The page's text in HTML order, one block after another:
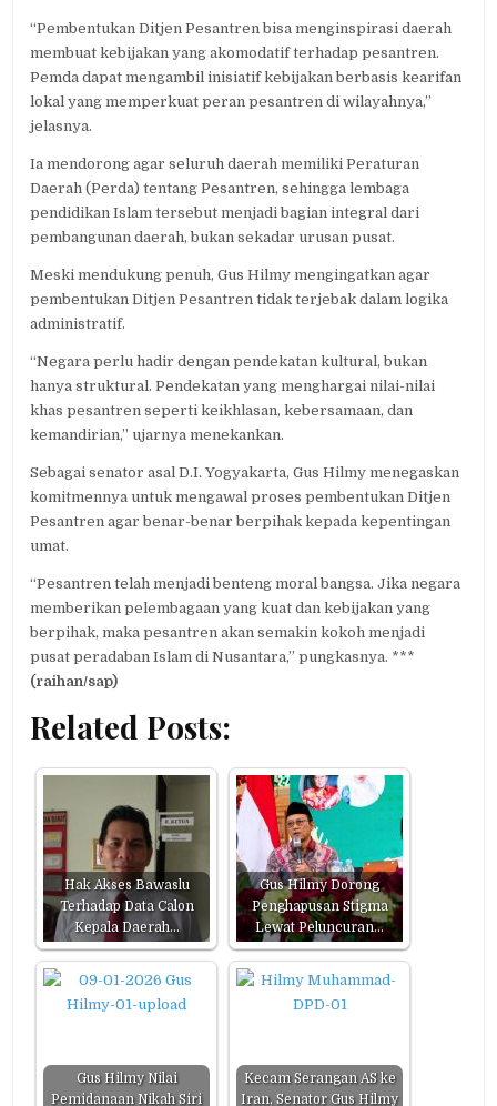
“Pembentukan Ditjen Pesantren bisa menginspirasi daerah
membuat kebijakan yang akomodatif terhadap pesantren.
Pemda dapat mengambil inisiatif kebijakan berbasis kearifan
lokal yang memperkuat peran pesantren di wilayahnya,”
jelasnya.
Ia mendorong agar seluruh daerah memiliki Peraturan
Daerah (Perda) tentang Pesantren, sehingga lembaga
pendidikan Islam tersebut menjadi bagian integral dari
pembangunan daerah, bukan sekadar urusan pusat.
Meski mendukung penuh, Gus Hilmy mengingatkan agar
pembentukan Ditjen Pesantren tidak terjebak dalam logika
administratif.
“Negara perlu hadir dengan pendekatan kultural, bukan
hanya struktural. Pendekatan yang menghargai nilai-nilai
khas pesantren seperti keikhlasan, kebersamaan, dan
kemandirian,” ujarnya menekankan.
Sebagai senator asal D.I. Yogyakarta, Gus Hilmy menegaskan
komitmennya untuk mengawal proses pembentukan Ditjen
Pesantren agar benar-benar berpihak kepada kepentingan
umat.
“Pesantren telah menjadi benteng moral bangsa. Jika negara
memberikan pelembagaan yang kuat dan kebijakan yang
berpihak, maka pesantren akan semakin kokoh menjadi
pusat peradaban Islam di Nusantara,” pungkasnya. ***
(raihan/sap)
Related Posts:
Hak Akses Bawaslu
Terhadap Data Calon
Kepala Daerah…
Gus Hilmy Dorong
Penghapusan Stigma
Lewat Peluncuran…
Gus Hilmy Nilai
Pemidanaan Nikah Siri
Kecam Serangan AS ke
Iran, Senator Gus Hilmy